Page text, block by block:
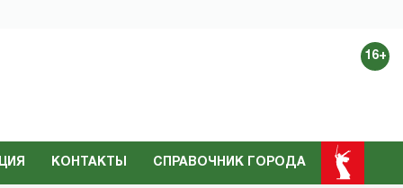
16+
КОНТАКТЫ СПРАВОЧНИК ГОРОДА